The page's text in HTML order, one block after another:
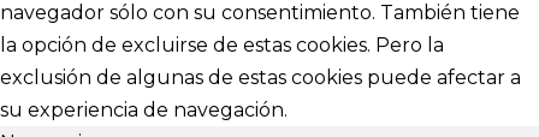
navegador sólo con su consentimiento. También tiene
la opción de excluirse de estas cookies. Pero la
exclusión de algunas de estas cookies puede afectar a
su experiencia de navegación.